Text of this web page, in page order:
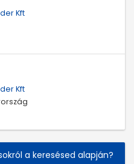
Kft
Kft
a keresésed alapján?